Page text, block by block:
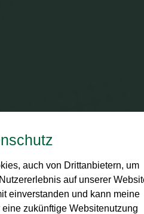
auch von Drittanbietern, um
auf unserer
einverstanden und kann meine
zukünftige Websitenutzung